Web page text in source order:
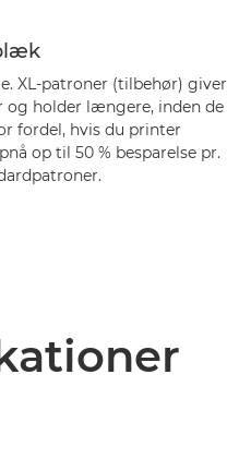
XL-patroner (tilbehør) giver
holder længere, inden de
fordel, hvis du printer
op til 50 % besparelse pr.